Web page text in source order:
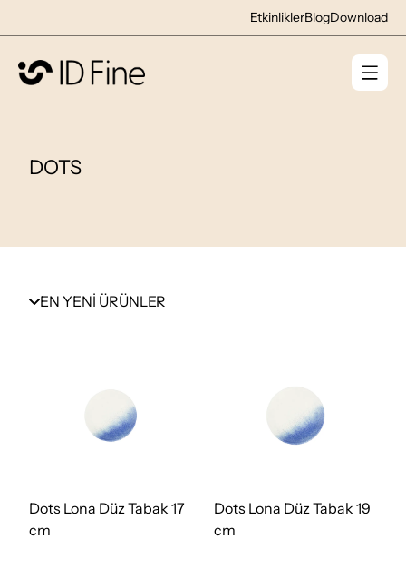
EtkinliklerBlogDownload
DOTS
EN YENİ ÜRÜNLER
Dots Lona Düz Tabak 17
cm
Dots Lona Düz Tabak 19
cm